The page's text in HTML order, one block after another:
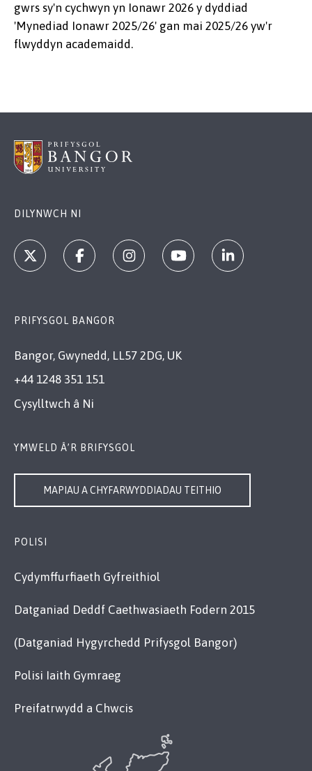
gwrs sy'n cychwyn yn Ionawr 2026 y dyddiad
'Mynediad Ionawr 2025/26' gan mai 2025/26 yw'r
flwyddyn academaidd.
DILYNWCH NI
PRIFYSGOL BANGOR
Bangor, Gwynedd, LL57 2DG, UK
+44 1248 351 151
Cysylltwch â Ni
YMWELD Â’R BRIFYSGOL
MAPIAU A CHYFARWYDDIADAU TEITHIO
POLISI
Cydymffurfiaeth Gyfreithiol
Datganiad Deddf Caethwasiaeth Fodern 2015
(Datganiad Hygyrchedd Prifysgol Bangor)
Polisi Iaith Gymraeg
Preifatrwydd a Chwcis